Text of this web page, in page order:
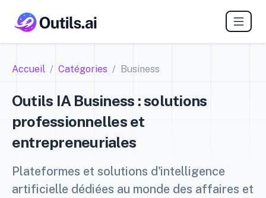
Accueil Catégories Business
Outils IA Business : solutions
professionnelles et
entrepreneuriales
Plateformes et solutions d'intelligence
artificielle dédiées au monde des affaires et